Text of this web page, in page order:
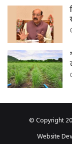
© Copyright
Website